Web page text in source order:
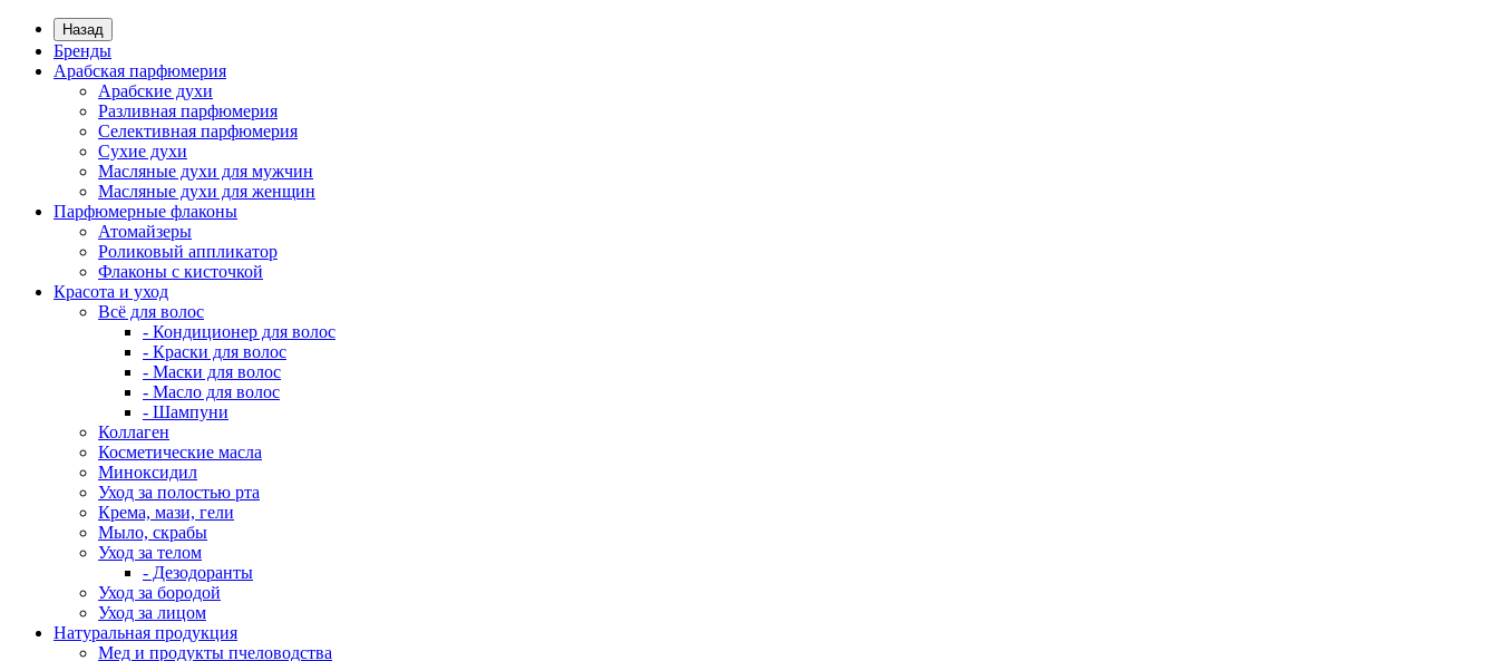
Назад
Бренды
Арабская парфюмерия
Арабские духи
Разливная парфюмерия
Селективная парфюмерия
Сухие духи
Масляные духи для мужчин
Масляные духи для женщин
Парфюмерные флаконы
Атомайзеры
Роликовый аппликатор
Флаконы с кисточкой
Красота и уход
Всё для волос
- Кондиционер для волос
- Краски для волос
- Маски для волос
- Масло для волос
- Шампуни
Коллаген
Косметические масла
Миноксидил
Уход за полостью рта
Крема, мази, гели
Мыло, скрабы
Уход за телом
- Дезодоранты
Уход за бородой
Уход за лицом
Натуральная продукция
Мед и продукты пчеловодства